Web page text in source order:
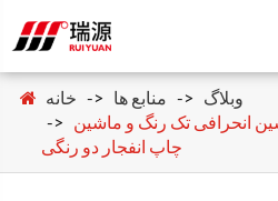
خانه منابع ها
وبلاگ
انحرافی تک رنگ و ماشین
چاپ انفجار دو رنگی